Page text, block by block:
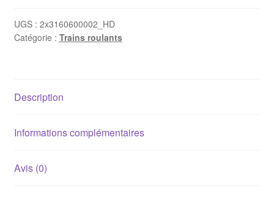
biellettes
de
BMW
V8
UGS : 2x3160600002_HD
Catégorie : Trains roulants
Description
Informations complémentaires
Avis (0)